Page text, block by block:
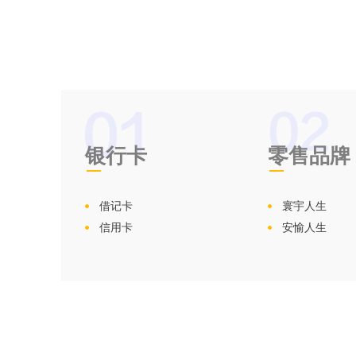
银行卡
借记卡
信用卡
零售品牌
寰宇人生
安愉人生